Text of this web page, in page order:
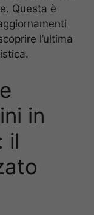
Questa è
l’ultima
in
il